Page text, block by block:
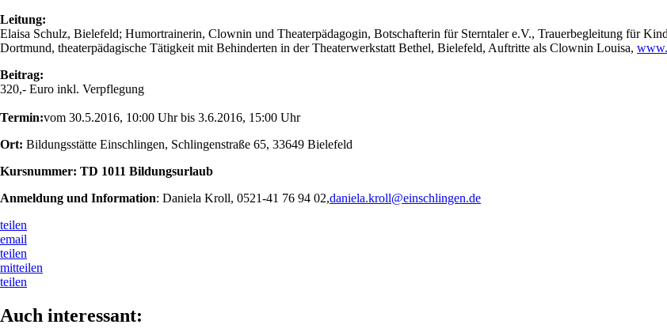
Leitung:
Elaisa Schulz, Bielefeld; Humortrainerin, Clownin und Theaterpädagogin, Botschafterin für Sterntaler e.V., Trauerbegleitung für
Dortmund, theaterpädagische Tätigkeit mit Behinderten in der Theaterwerkstatt Bethel, Bielefeld, Auftritte als Clownin Louisa,
Beitrag:
320,- Euro inkl. Verpflegung
Termin:vom 30.5.2016, 10:00 Uhr bis 3.6.2016, 15:00 Uhr
Ort: Bildungsstätte Einschlingen, Schlingenstraße 65, 33649 Bielefeld
Kursnummer: TD 1011 Bildungsurlaub
Anmeldung und Information: Daniela Kroll, 0521-41 76 94 02,daniela.kroll@einschlingen.de
teilen
email
teilen
mitteilen
teilen
Auch interessant: